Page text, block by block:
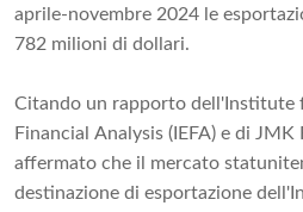
aprile-novembre 2024 le
782 milioni di dollari.
Citando un rapporto dell'Institute
Financial Analysis (IEFA) e di JMK
affermato che il mercato
destinazione di esportazione